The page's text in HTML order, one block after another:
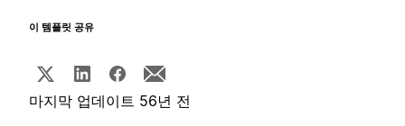
이 템플릿 공유
마지막 업데이트 56년 전